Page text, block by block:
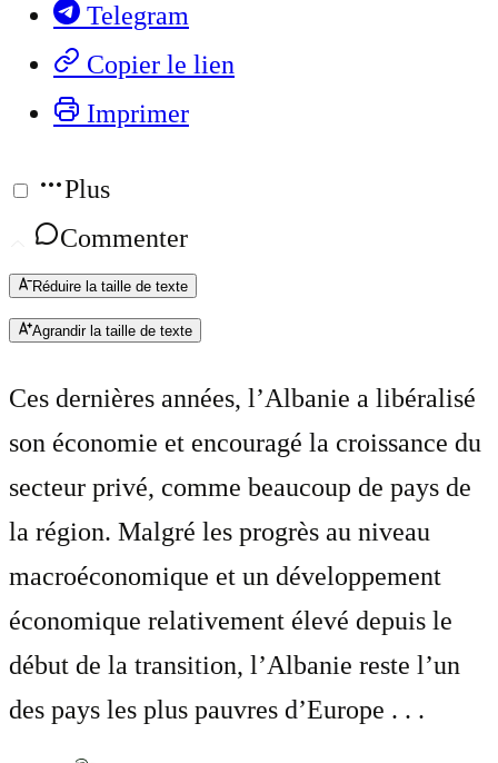
Telegram
Copier le lien
Imprimer
Plus
Commenter
Réduire la taille de texte
Agrandir la taille de texte
Ces dernières années, l’Albanie a libéralisé
son économie et encouragé la croissance du
secteur privé, comme beaucoup de pays de
la région. Malgré les progrès au niveau
macroéconomique et un développement
économique relativement élevé depuis le
début de la transition, l’Albanie reste l’un
des pays les plus pauvres d’Europe . . .